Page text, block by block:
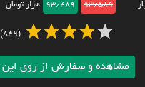
93/589
93/489 هزار تومان
(849)
مشاهده و سفارش از روی این